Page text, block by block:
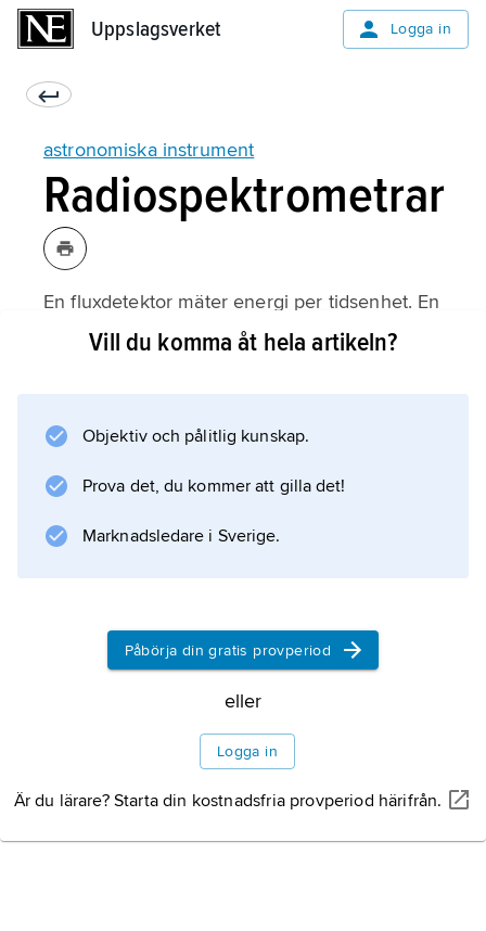
Uppslagsverket Logga in
astronomiska instrument
Radiospektrometrar
En fluxdetektor mäter energi per tidsenhet. En
rad sådana detektorer bakom olika filter som
frekvensintervall.
Vill du komma åt hela artikeln?
Objektiv och pålitlig kunskap.
Prova det, du kommer att gilla det!
Marknadsledare i Sverige.
Påbörja din gratis provperiod
eller
Logga in
Är du lärare? Starta din kostnadsfria provperiod härifrån.